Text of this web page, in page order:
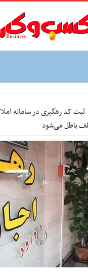
ثبت کد رهگیری در سامانه
باطل می‌شود